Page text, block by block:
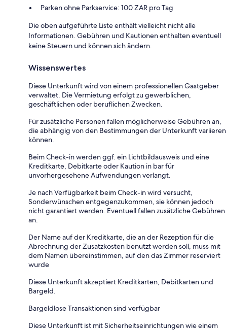
Parken ohne Parkservice: 100 ZAR pro Tag
Die oben aufgeführte Liste enthält vielleicht nicht alle
Informationen. Gebühren und Kautionen enthalten eventuell
keine Steuern und können sich ändern.
Wissenswertes
Diese Unterkunft wird von einem professionellen Gastgeber
verwaltet. Die Vermietung erfolgt zu gewerblichen,
geschäftlichen oder beruflichen Zwecken.
Für zusätzliche Personen fallen möglicherweise Gebühren an,
die abhängig von den Bestimmungen der Unterkunft variieren
können.
Beim Check-in werden ggf. ein Lichtbildausweis und eine
Kreditkarte, Debitkarte oder Kaution in bar für
unvorhergesehene Aufwendungen verlangt.
Je nach Verfügbarkeit beim Check-in wird versucht,
Sonderwünschen entgegenzukommen, sie können jedoch
nicht garantiert werden. Eventuell fallen zusätzliche Gebühren
an.
Der Name auf der Kreditkarte, die an der Rezeption für die
Abrechnung der Zusatzkosten benutzt werden soll, muss mit
dem Namen übereinstimmen, auf den das Zimmer reserviert
wurde
Diese Unterkunft akzeptiert Kreditkarten, Debitkarten und
Bargeld.
Bargeldlose Transaktionen sind verfügbar
Diese Unterkunft ist mit Sicherheitseinrichtungen wie einem